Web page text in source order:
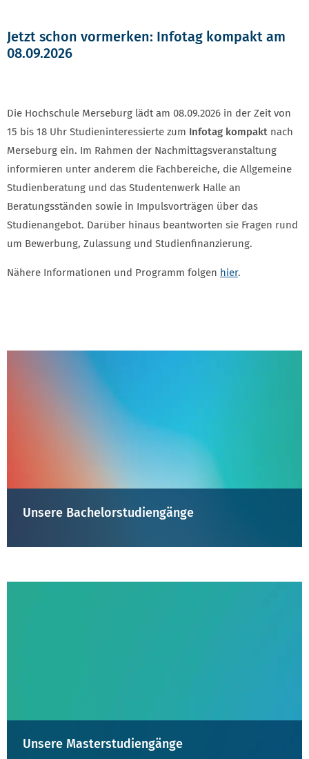
Jetzt schon vormerken: Infotag kompakt am
08.09.2026
Die Hochschule Merseburg lädt am 08.09.2026 in der Zeit von
15 bis 18 Uhr Studieninteressierte zum Infotag kompakt nach
Merseburg ein. Im Rahmen der Nachmittagsveranstaltung
informieren unter anderem die Fachbereiche, die Allgemeine
Studienberatung und das Studentenwerk Halle an
Beratungsständen sowie in Impulsvorträgen über das
Studienangebot. Darüber hinaus beantworten sie Fragen rund
um Bewerbung, Zulassung und Studienfinanzierung.
Nähere Informationen und Programm folgen hier.
Unsere Bachelorstudiengänge
Unsere Masterstudiengänge